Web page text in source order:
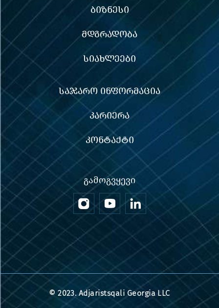
ᲑᲘᲖᲜᲔᲡᲘ
ᲛᲓᲒᲠᲐᲓᲝᲑᲐ
ᲡᲘᲐᲮᲚᲔᲔᲑᲘ
ᲡᲐᲯᲐᲠᲝ ᲘᲜᲤᲝᲠᲛᲐᲪᲘᲐ
ᲙᲐᲠᲘᲔᲠᲐ
ᲙᲝᲜᲢᲐᲥᲢᲘ
ᲒᲐᲛᲝᲒᲕᲧᲔᲕᲘ
© 2023. Adjaristsqali Georgia LLC